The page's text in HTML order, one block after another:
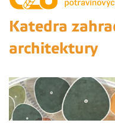
Katedra
architektury